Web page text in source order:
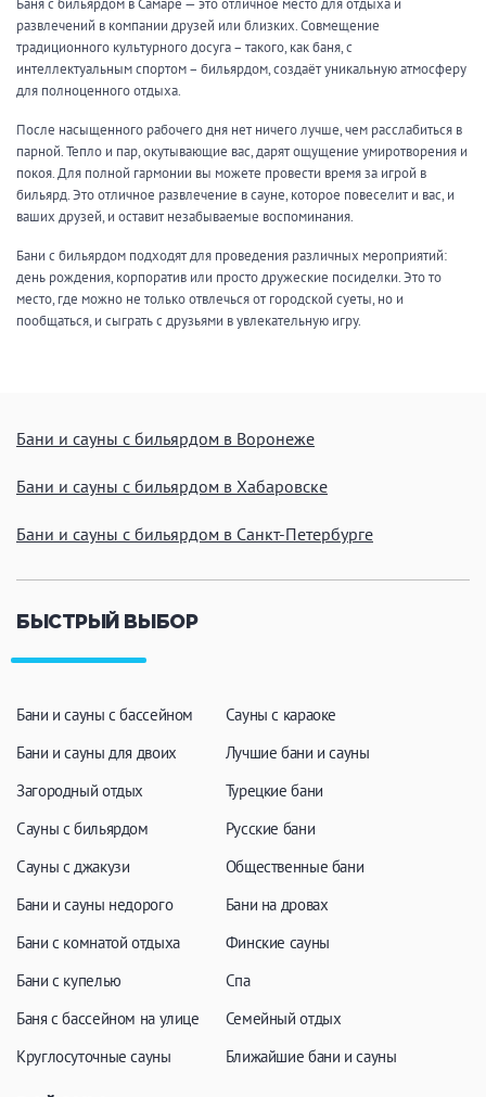
Баня с бильярдом в Самаре — это отличное место для отдыха и
развлечений в компании друзей или близких. Совмещение
традиционного культурного досуга – такого, как баня, с
интеллектуальным спортом – бильярдом, создаёт уникальную атмосферу
для полноценного отдыха.
После насыщенного рабочего дня нет ничего лучше, чем расслабиться в
парной. Тепло и пар, окутывающие вас, дарят ощущение умиротворения и
покоя. Для полной гармонии вы можете провести время за игрой в
бильярд. Это отличное развлечение в сауне, которое повеселит и вас, и
ваших друзей, и оставит незабываемые воспоминания.
Бани с бильярдом подходят для проведения различных мероприятий:
день рождения, корпоратив или просто дружеские посиделки. Это то
место, где можно не только отвлечься от городской суеты, но и
пообщаться, и сыграть с друзьями в увлекательную игру.
Бани и сауны с бильярдом в Воронеже
Бани и сауны с бильярдом в Хабаровске
Бани и сауны с бильярдом в Санкт-Петербурге
БЫСТРЫЙ ВЫБОР
Бани и сауны с бассейном
Бани и сауны для двоих
Загородный отдых
Сауны с бильярдом
Сауны с джакузи
Бани и сауны недорого
Бани с комнатой отдыха
Бани с купелью
Баня с бассейном на улице
Круглосуточные сауны
Сауны с караоке
Лучшие бани и сауны
Турецкие бани
Русские бани
Общественные бани
Бани на дровах
Финские сауны
Спа
Семейный отдых
Ближайшие бани и сауны